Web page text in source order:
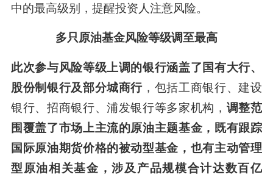
中的最高级别，提醒投资人注意风险。
多只原油基金风险等级调至最高
此次参与风险等级上调的银行涵盖了国有大行、
股份制银行及部分城商行 ，包括工商银行、建设
银行、招商银行、浦发银行等多家机构， 调整范
围覆盖了市场上主流的原油主题基金，既有跟踪
国际原油期货价格的被动型基金，也有主动管理
型原油相关基金，涉及产品规模合计达数百亿